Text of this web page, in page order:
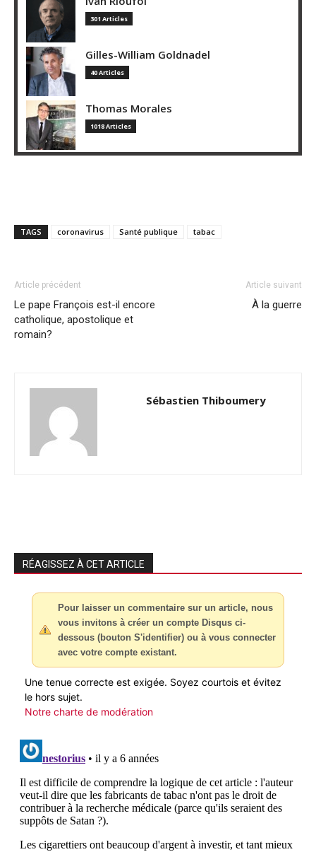
301 Articles
Gilles-William Goldnadel
40 Articles
Thomas Morales
1018 Articles
TAGS coronavirus Santé publique tabac
Article précédent
Le pape François est-il encore
catholique, apostolique et
romain?
Article suivant
À la guerre
Sébastien Thiboumery
RÉAGISSEZ À CET ARTICLE
Pour laisser un commentaire sur un article, nous
vous invitons à créer un compte Disqus ci-
dessous (bouton S'identifier) ou à vous connecter
avec votre compte existant.
Une tenue correcte est exigée. Soyez courtois et évitez
le hors sujet.
Notre charte de modération